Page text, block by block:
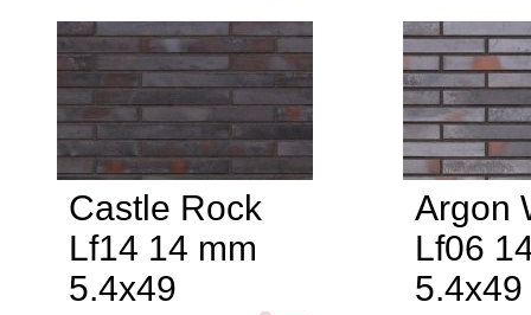
Castle Rock
Lf14 14 mm
5.4x49
Argon
Lf06
5.4x49